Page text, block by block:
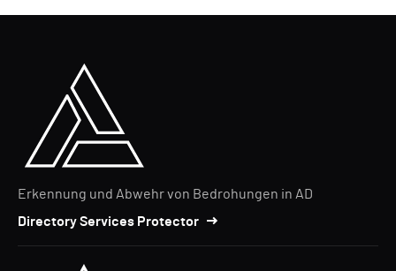
Erkennung und Abwehr von Bedrohungen in AD
Directory Services Protector